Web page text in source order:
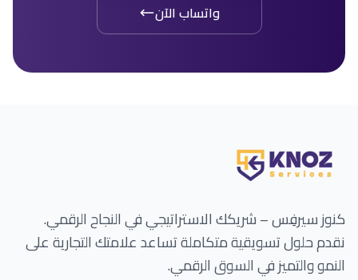
واتساب الآن
كنوز سيرفِس – شريكك الاستراتيجي في النجاح الرقمي.
نقدم حلول تسويقية متكاملة تساعد علامتك التجارية على
النمو والتميز في السوق الرقمي.